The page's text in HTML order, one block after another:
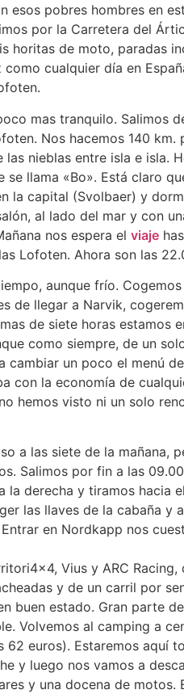
pobres hombres en
por la Carretera del
de moto, paradas
cualquier día en
mas tranquilo. Salimos
Nos hacemos 140
nieblas entre isla e
llama «Bo». Está claro
la capital (Svolbaer) y
al lado del mar y con
nos espera el viaje
Lofoten. Ahora son las
aunque frío.
de llegar a Narvik,
de siete horas estamos
como siempre, de un
un poco el menú
la economía de
hemos visto ni un solo
a las siete de la mañana,
Salimos por fin a las
derecha y tiramos
las llaves de la cabaña y
en Nordkapp nos
Vius y ARC
y de un carril por
buen estado. Gran parte
Volvemos al camping a
euros). Estaremos aquí
y luego nos vamos a
y una docena de